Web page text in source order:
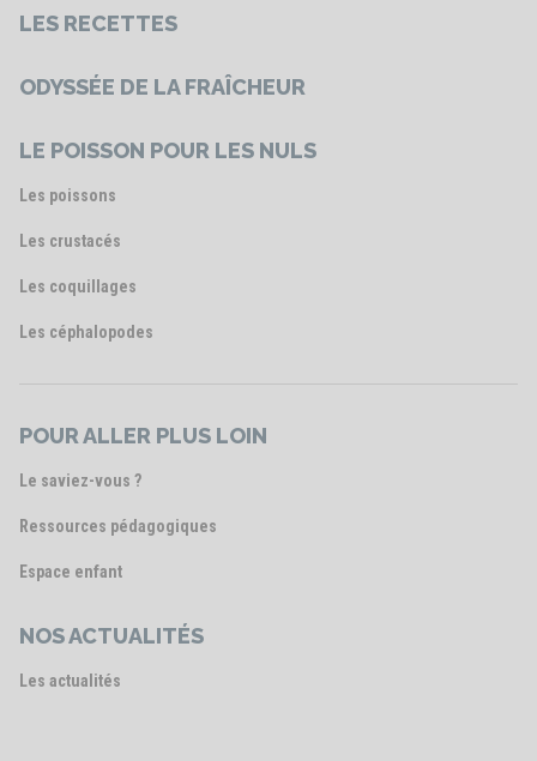
LES RECETTES
ODYSSÉE DE LA FRAÎCHEUR
LE POISSON POUR LES NULS
Les poissons
Les crustacés
Les coquillages
Les céphalopodes
POUR ALLER PLUS LOIN
Le saviez-vous ?
Ressources pédagogiques
Espace enfant
NOS ACTUALITÉS
Les actualités